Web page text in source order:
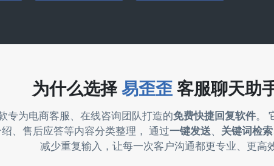
为什么选择 易歪歪 客服聊天助
专为电商客服、在线咨询团队打造的免费快捷回复软件 。
、售后应答等内容分类整理， 通过一键发送 关键词检索
减少重复输入，让每一次客户沟通都更专业、更高